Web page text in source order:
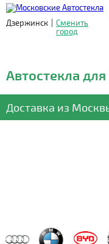
Дзержинск | Сменить
город
Автостекла для
Доставка из